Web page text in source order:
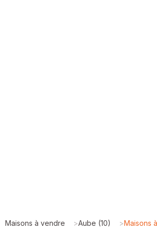
Maisons à vendre >Aube (10) >Maisons